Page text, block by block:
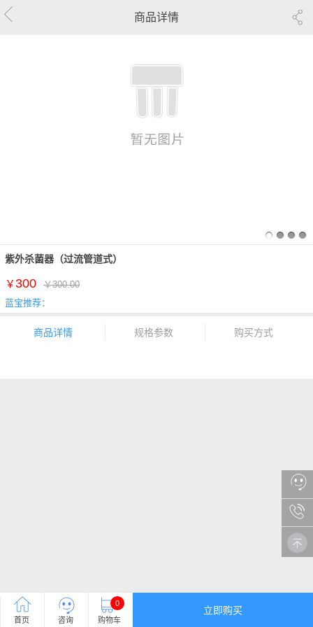
商品详情
紫外杀菌器（过流管道式）
￥300
￥300.00
蓝宝推荐：
商品详情 规格参数 购买方式
首页 咨询
0
购物车
立即购买